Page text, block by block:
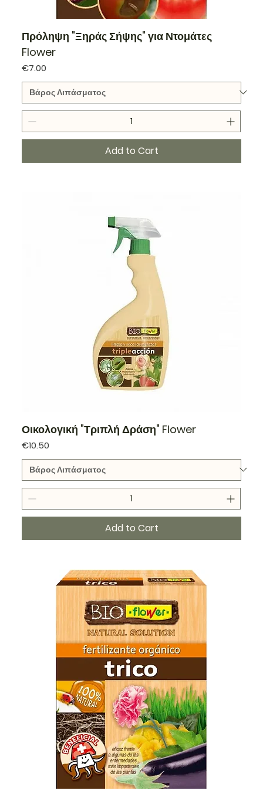
Πρόληψη "Ξηράς Σήψης" για Ντομάτες
Flower
Price
€7.00
Add to Cart
Οικολογική "Τριπλή Δράση" Flower
Price
€10.50
Add to Cart